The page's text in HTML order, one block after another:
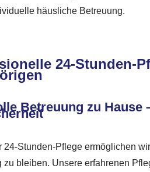
häusliche Betreuung.
24-Stunden-
Betreuung zu Hause
24-Stunden-Pflege ermöglichen
zu bleiben. Unsere erfahrenen